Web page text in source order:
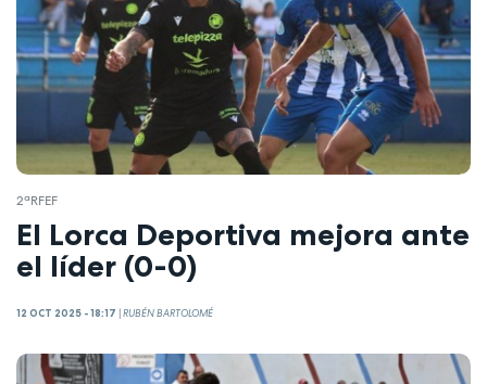
2ªRFEF
El Lorca Deportiva mejora ante
el líder (0-0)
12 OCT 2025 - 18:17 RUBÉN BARTOLOMÉ